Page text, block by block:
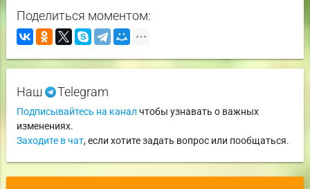
Поделиться моментом:
Наш Telegram
Подписывайтесь на канал чтобы узнавать о важных
изменениях.
Заходите в чат, если хотите задать вопрос или пообщаться.